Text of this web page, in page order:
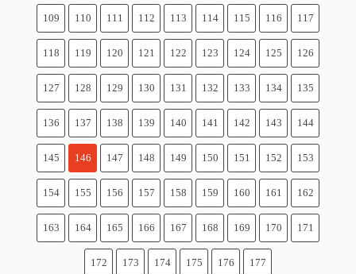
109 110 111 112 113 114 115 116 117
118 119 120 121 122 123 124 125 126
127 128 129 130 131 132 133 134 135
136 137 138 139 140 141 142 143 144
145 146 147 148 149 150 151 152 153
154 155 156 157 158 159 160 161 162
163 164 165 166 167 168 169 170 171
172 173 174 175 176 177